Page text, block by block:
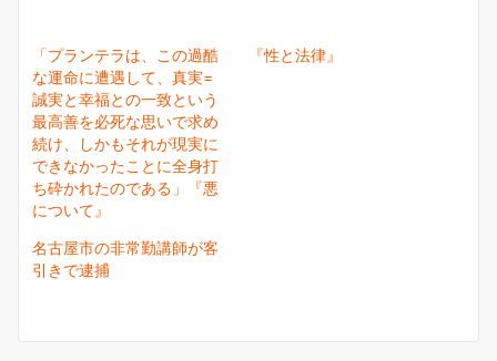
「プランテラは、この過酷
な運命に遭遇して、真実=
誠実と幸福との一致という
最高善を必死な思いで求め
続け、しかもそれが現実に
できなかったことに全身打
ち砕かれたのである」『悪
について』
『性と法律』
名古屋市の非常勤講師が客
引きで逮捕